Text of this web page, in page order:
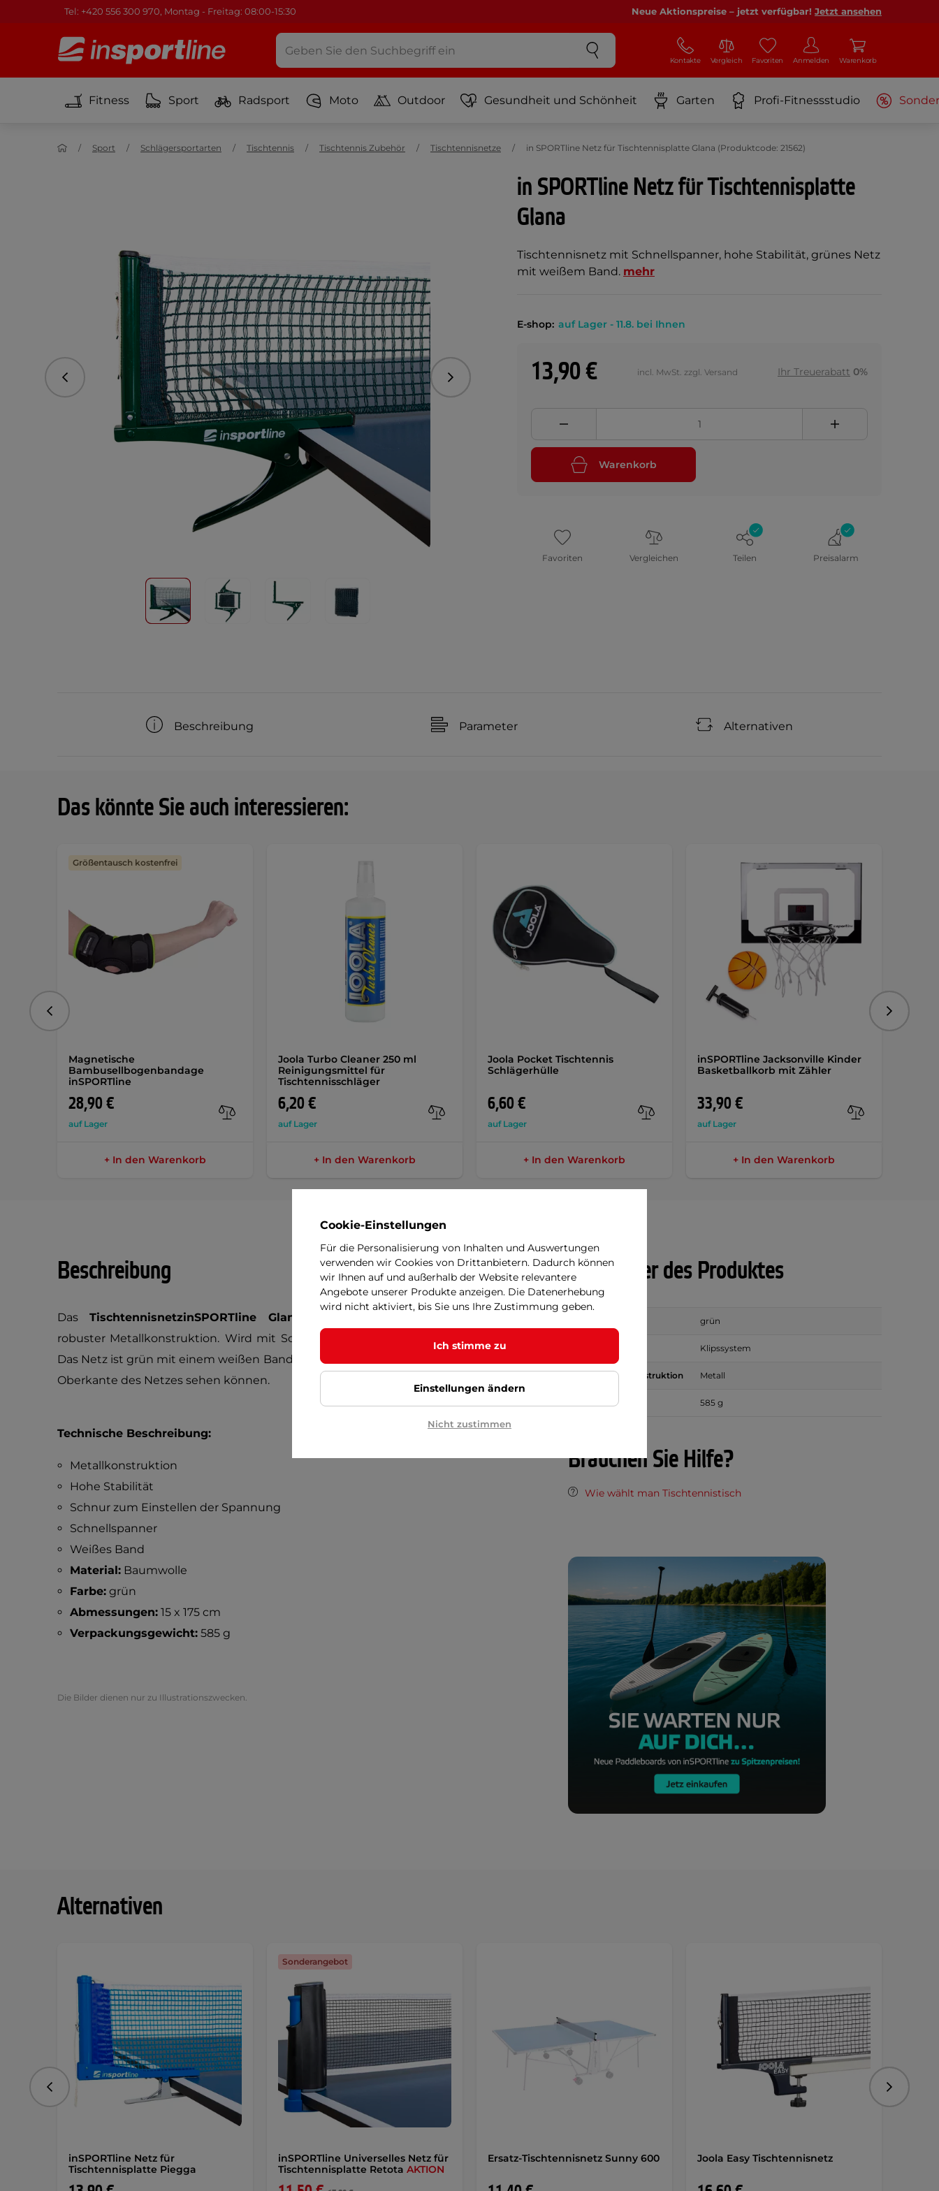
Tel: +420 556 300 970, Montag - Freitag: 08:00-15:30 Neue Aktionspreise – jetzt verfügbar! Jetzt ansehen
Kontakte Vergleich Favoriten Anmelden Warenkorb
Fitness Sport Radsport Moto Outdoor Gesundheit und Schönheit Garten Profi-Fitnessstudio
Sport Schlägersportarten Tischtennis Tischtennis Zubehör Tischtennisnetze in SPORTline Netz für Tischtennisplatte Glana (Produktcode: 21562)
in SPORTline Netz für Tischtennisplatte
Glana
Tischtennisnetz mit Schnellspanner, hohe Stabilität, grünes Netz
mit weißem Band. mehr
vorhergehend Folgend
E-shop: auf Lager - 11.8. bei Ihnen
13,90 € incl. MwSt. zzgl. Versand Ihr Treuerabatt 0%
Warenkorb
Favoriten Vergleichen Teilen Preisalarm
Beschreibung Parameter Alternativen
Das könnte Sie auch interessieren:
Magnetische
Bambusellbogenbandage
inSPORTline
28,90 €
auf Lager
Größentausch kostenfrei
+ In den Warenkorb
Joola Turbo Cleaner 250 ml
Reinigungsmittel für
Tischtennisschläger
6,20 €
auf Lager
+ In den Warenkorb
Joola Pocket Tischtennis
Schlägerhülle
6,60 €
auf Lager
+ In den Warenkorb
inSPORTline Jacksonville Kinder
Basketballkorb mit Zähler
33,90 €
auf Lager
+ In den Warenkorb
vorhergehend Folgend
Beschreibung
Das TischtennisnetzinSPORTline Glana
robuster Metallkonstruktion. Wird mit Schnellspannklammern am Tisch befestigt.
Das Netz ist grün mit einem weißen Band, damit Sie während des Spiels leichter die
Oberkante des Netzes sehen können.
Technische Beschreibung:
Metallkonstruktion
Hohe Stabilität
Schnur zum Einstellen der Spannung
Schnellspanner
Weißes Band
Material:Baumwolle
Farbe:grün
Abmessungen:15 x 175 cm
Verpackungsgewicht:585 g
Die Bilder dienen nur zu Illustrationszwecken.
Parameter des Produktes
grün
Klipssystem
Material der Konstruktion Metall
Gewicht (g) 585 g
Brauchen Sie Hilfe?
Wie wählt man Tischtennistisch
Alternativen
inSPORTline Netz für
Tischtennisplatte Piegga
inSPORTline Universelles Netz für
Tischtennisplatte Retota AKTION
Sonderangebot
Ersatz-Tischtennisnetz Sunny 600 Joola Easy Tischtennisnetz
vorhergehend Folgend
Cookie-Einstellungen
Für die Personalisierung von Inhalten und Auswertungen
verwenden wir Cookies von Drittanbietern. Dadurch können
wir Ihnen auf und außerhalb der Website relevantere
Angebote unserer Produkte anzeigen. Die Datenerhebung
wird nicht aktiviert, bis Sie uns Ihre Zustimmung geben.
Ich stimme zu
Einstellungen ändern
Nicht zustimmen